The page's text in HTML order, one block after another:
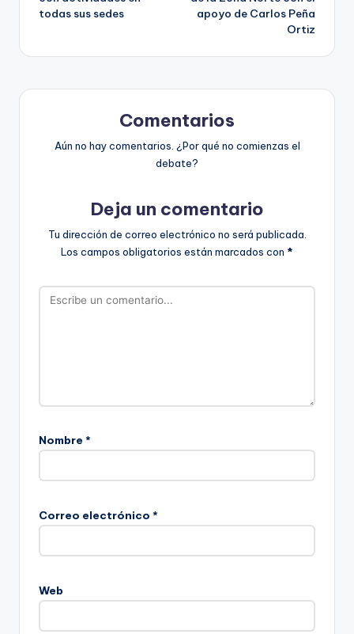
entradas
todas sus sedes
apoyo de Carlos Peña
Ortiz
Comentarios
Aún no hay comentarios. ¿Por qué no comienzas el
debate?
Deja un comentario
Tu dirección de correo electrónico no será publicada.
Los campos obligatorios están marcados con *
Nombre *
Correo electrónico *
Web